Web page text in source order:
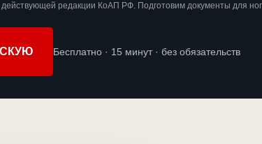
редакции КоАП РФ. Подготовим документы для
Бесплатно · 15 минут · без обязательств